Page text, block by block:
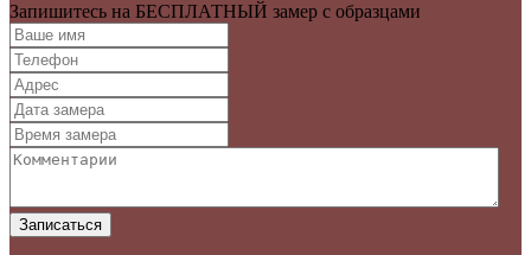
Запишитесь на БЕСПЛАТНЫЙ замер с образцами
Записаться